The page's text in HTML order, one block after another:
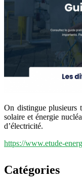
On distingue plusieurs
solaire et énergie
d’électricité.
https://www.etude-
Catégories